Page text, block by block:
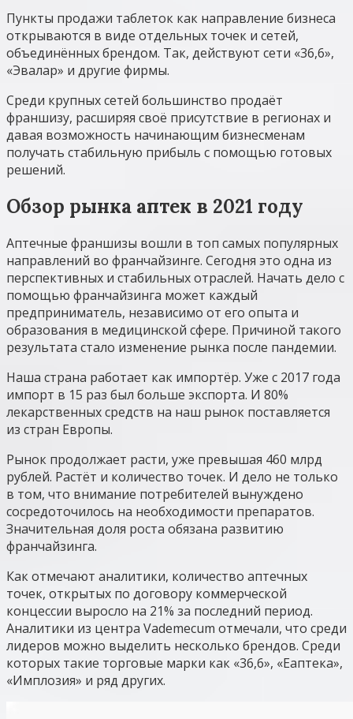
Пункты продажи таблеток как направление бизнеса
открываются в виде отдельных точек и сетей,
объединённых брендом. Так, действуют сети «36,6»,
«Эвалар» и другие фирмы.
Среди крупных сетей большинство продаёт
франшизу, расширяя своё присутствие в регионах и
давая возможность начинающим бизнесменам
получать стабильную прибыль с помощью готовых
решений.
Обзор рынка аптек в 2021 году
Аптечные франшизы вошли в топ самых популярных
направлений во франчайзинге. Сегодня это одна из
перспективных и стабильных отраслей. Начать дело с
помощью франчайзинга может каждый
предприниматель, независимо от его опыта и
образования в медицинской сфере. Причиной такого
результата стало изменение рынка после пандемии.
Наша страна работает как импортёр. Уже с 2017 года
импорт в 15 раз был больше экспорта. И 80%
лекарственных средств на наш рынок поставляется
из стран Европы.
Рынок продолжает расти, уже превышая 460 млрд
рублей. Растёт и количество точек. И дело не только
в том, что внимание потребителей вынуждено
сосредоточилось на необходимости препаратов.
Значительная доля роста обязана развитию
франчайзинга.
Как отмечают аналитики, количество аптечных
точек, открытых по договору коммерческой
концессии выросло на 21% за последний период.
Аналитики из центра Vademecum отмечали, что среди
лидеров можно выделить несколько брендов. Среди
которых такие торговые марки как «36,6», «Еаптека»,
«Имплозия» и ряд других.